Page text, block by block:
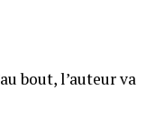
bout, l’auteur va